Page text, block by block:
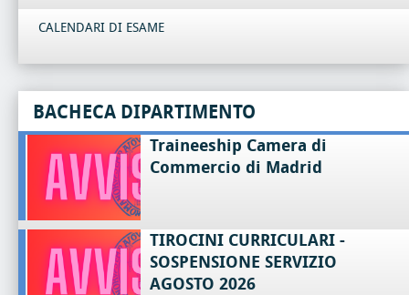
CALENDARI DI ESAME
BACHECA DIPARTIMENTO
Traineeship Camera di
Commercio di Madrid
TIROCINI CURRICULARI -
SOSPENSIONE SERVIZIO
AGOSTO 2026